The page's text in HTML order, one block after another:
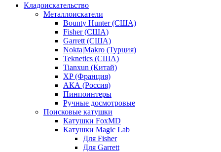
Кладоискательство
Металлоискатели
Bounty Hunter (США)
Fisher (США)
Garrett (США)
Nokta|Makro (Турция)
Teknetics (США)
Tianxun (Китай)
XP (Франция)
АКА (Россия)
Пинпоинтеры
Ручные досмотровые
Поисковые катушки
Катушки FoxMD
Катушки Magic Lab
Для Fisher
Для Garrett